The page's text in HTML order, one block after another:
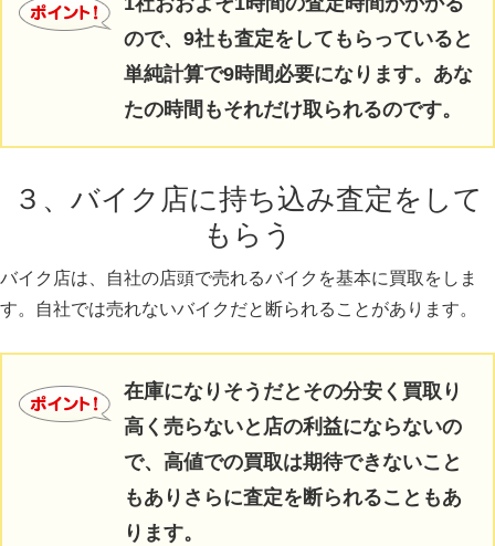
ので、9社も査定をしてもらっていると
単純計算で9時間必要になります。あな
たの時間もそれだけ取られるのです。
３、バイク店に持ち込み査定をして
もらう
バイク店は、自社の店頭で売れるバイクを基本に買取をしま
す。自社では売れないバイクだと断られることがあります。
在庫になりそうだとその分安く買取り
高く売らないと店の利益にならないの
で、高値での買取は期待できないこと
もありさらに査定を断られることもあ
ります。